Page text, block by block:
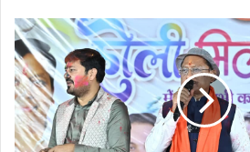
का
शुभारंभ….
होली
पर
किसानों
के
खातों
में
राशि